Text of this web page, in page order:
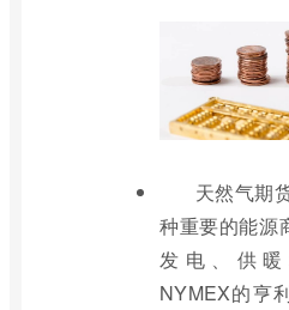
天然气期
种重要的能源
发电、供暖
NYMEX的亨